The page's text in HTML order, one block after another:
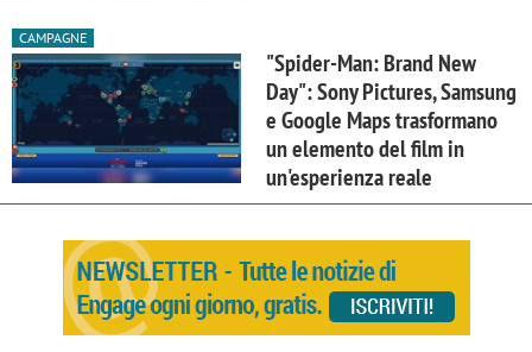
CAMPAGNE
"Spider-Man: Brand New
Day": Sony Pictures, Samsung
e Google Maps trasformano
un elemento del film in
un'esperienza reale